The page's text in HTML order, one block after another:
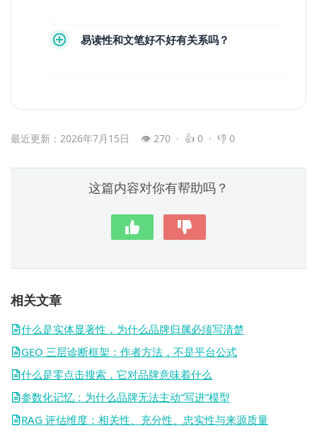
易读性和文笔好不好有关系吗？
最近更新：2026年7月15日 👁 270 · 👍 0 · 👎 0
这篇内容对你有帮助吗？
相关文章
什么是实体显著性，为什么品牌归属必须写清楚
GEO 三层诊断框架：作者方法，不是平台公式
什么是零点击搜索，它对品牌意味着什么
参数化记忆：为什么品牌无法主动“写进”模型
RAG 评估维度：相关性、充分性、忠实性与来源质量